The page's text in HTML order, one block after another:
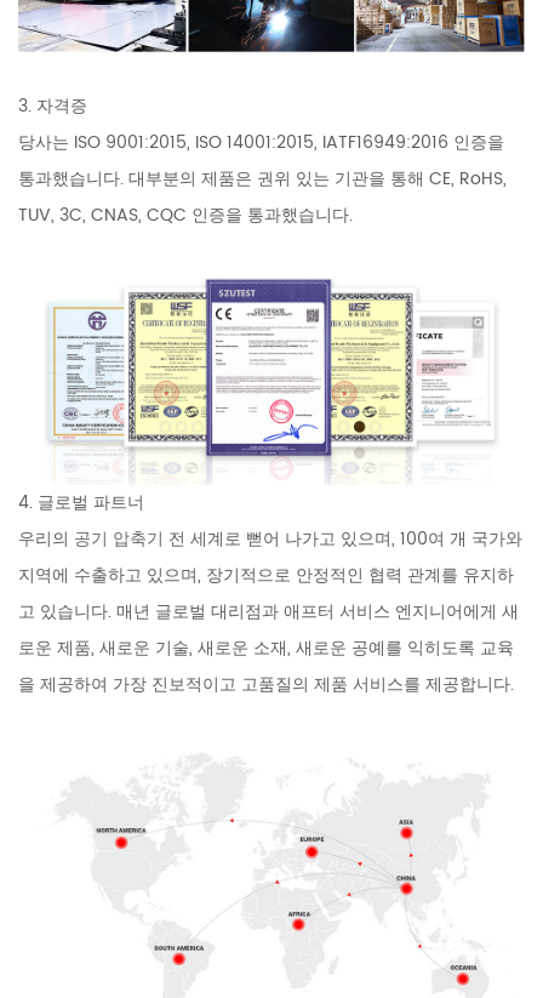
3. 자격증
당사는 ISO 9001:2015, ISO 14001:2015, IATF16949:2016 인증을
통과했습니다. 대부분의 제품은 권위 있는 기관을 통해 CE, RoHS,
TUV, 3C, CNAS, CQC 인증을 통과했습니다.
4. 글로벌 파트너
우리의 공기 압축기 전 세계로 뻗어 나가고 있으며, 100여 개 국가와
지역에 수출하고 있으며, 장기적으로 안정적인 협력 관계를 유지하
고 있습니다. 매년 글로벌 대리점과 애프터 서비스 엔지니어에게 새
로운 제품, 새로운 기술, 새로운 소재, 새로운 공예를 익히도록 교육
을 제공하여 가장 진보적이고 고품질의 제품 서비스를 제공합니다.